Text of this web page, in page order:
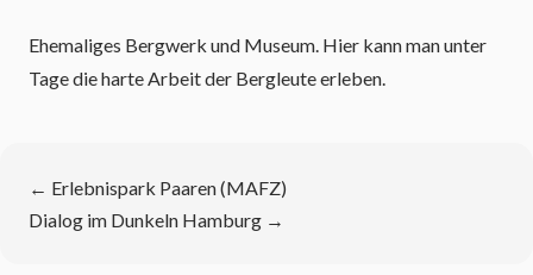
Ehemaliges Bergwerk und Museum. Hier kann man unter
Tage die harte Arbeit der Bergleute erleben.
← Erlebnispark Paaren (MAFZ)
Dialog im Dunkeln Hamburg →